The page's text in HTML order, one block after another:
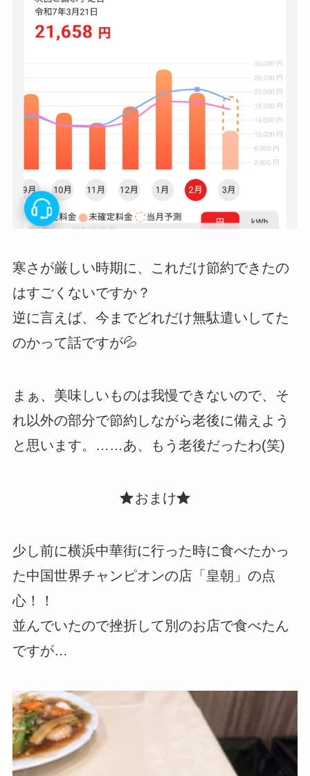
寒さが厳しい時期に、これだけ節約できたの
はすごくないですか？
逆に言えば、今までどれだけ無駄遣いしてた
のかって話ですが💦
まぁ、美味しいものは我慢できないので、そ
れ以外の部分で節約しながら老後に備えよう
と思います。……あ、もう老後だったわ(笑)
おまけ
少し前に横浜中華街に行った時に食べたかっ
た中国世界チャンピオンの店「皇朝」の点
心！！
並んでいたので挫折して別のお店で食べたん
ですが…